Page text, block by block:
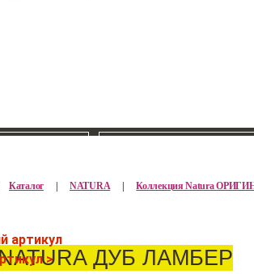
Каталог | NATURA | Коллекция Natura
артикул
>
ДУБ ЛАМБЕР